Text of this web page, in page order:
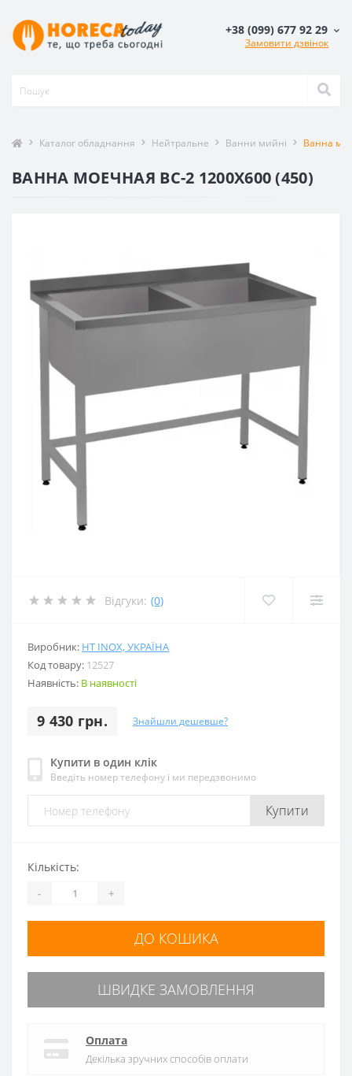
+38 (099) 677 92 29
Замовити дзвінок
Каталог обладнання Нейтральне Ванни мийні Ванна
ВАННА МОЕЧНАЯ ВС-2 1200X600 (450)
Відгуки: (0)
Виробник: HT INOX, УКРАЇНА
Код товару: 12527
Наявність: В наявності
9 430 грн. Знайшли дешевше?
Купити в один клік
Введіть номер телефону і ми передзвонимо
Купити
Кількість:
- +
ДО КОШИКА
ШВИДКЕ ЗАМОВЛЕННЯ
Оплата
Декілька зручних способів оплати